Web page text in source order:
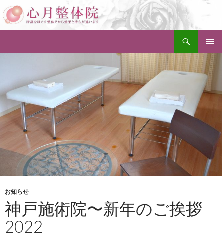
セルライト除去整体・小顔矯正・骨盤矯正 神戸 心月整体院
メインメ
ニュー
ツ
へ
ス
お知らせ
神戸施術院〜新年のご挨拶
2022